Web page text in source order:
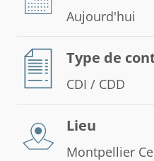
Aujourd'hui
Type de
CDI / CDD
Lieu
Montpellier